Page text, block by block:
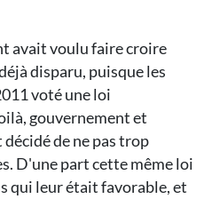
avait voulu faire croire
disparu, puisque les
voté une loi
gouvernement et
de ne pas trop
D'une part cette même loi
qui leur était favorable, et